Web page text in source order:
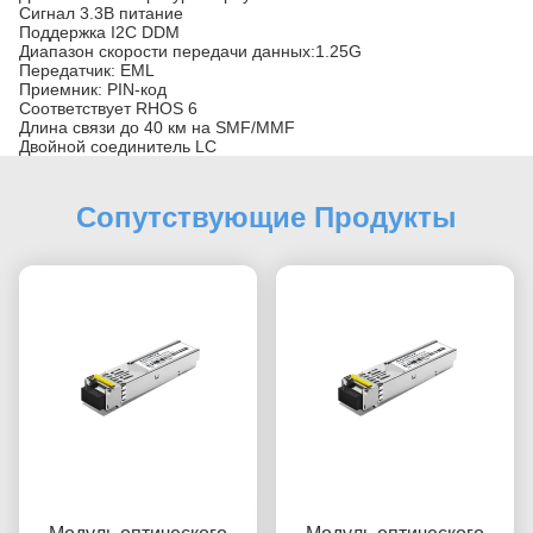
Сигнал 3.3В питание
Поддержка I2C DDM
Диапазон скорости передачи данных:1.25G
Передатчик: EML
Приемник: PIN-код
Соответствует RHOS 6
Длина связи до 40 км на SMF/MMF
Двойной соединитель LC
Сопутствующие Продукты